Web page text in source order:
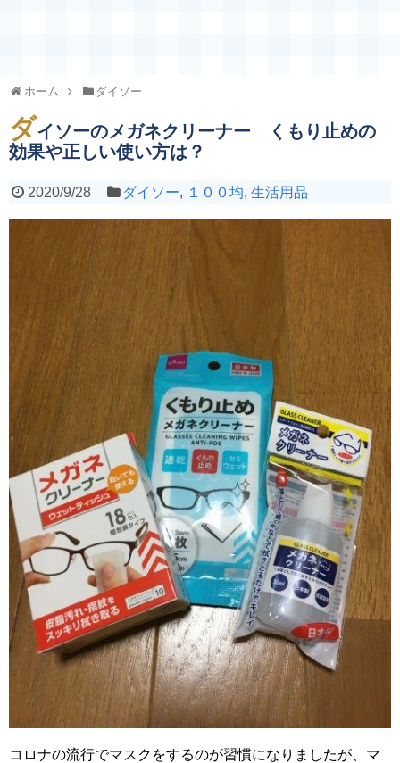
ホーム ダイソー
ダイソーのメガネクリーナー くもり止めの
効果や正しい使い方は？
2020/9/28 ダイソー, １００均,生活用品
コロナの流行でマスクをするのが習慣になりましたが、マ